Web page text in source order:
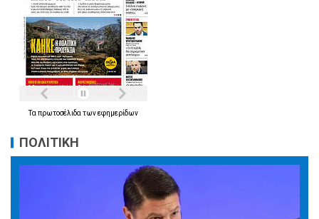
Ταπρωτοσέλιδατωνεφημερίδων
ΠΟΛΙΤΙΚΗ